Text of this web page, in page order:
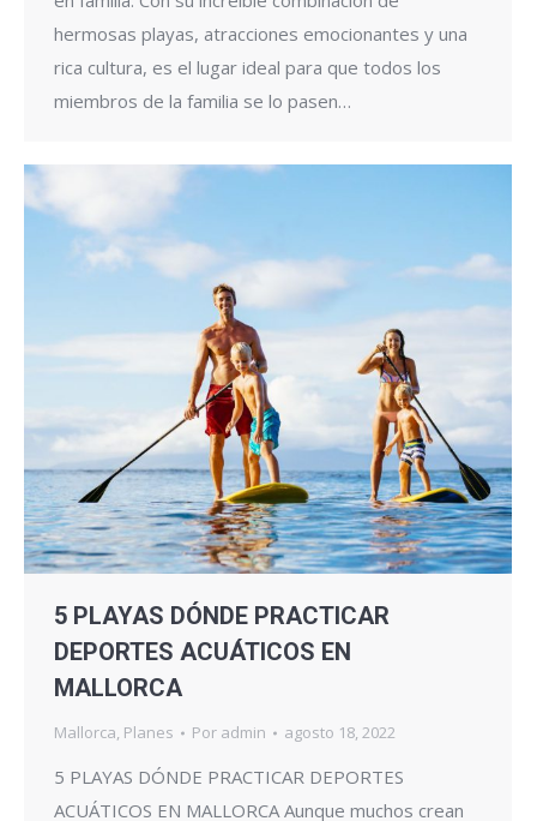
hermosas playas, atracciones emocionantes y una
rica cultura, es el lugar ideal para que todos los
miembros de la familia se lo pasen…
5 PLAYAS DÓNDE PRACTICAR
DEPORTES ACUÁTICOS EN
MALLORCA
Mallorca, Planes Por admin agosto 18, 2022
5 PLAYAS DÓNDE PRACTICAR DEPORTES
ACUÁTICOS EN MALLORCA Aunque muchos crean